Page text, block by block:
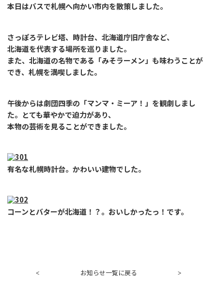
本日はバスで札幌へ向かい市内を散策しました。
さっぽろテレビ塔、時計台、北海道庁旧庁舎など、
北海道を代表する場所を巡りました。
また、北海道の名物である「みそラーメン」も味わうことが
でき、札幌を満喫しました。
午後からは劇団四季の「マンマ・ミーア！」を観劇しまし
た。とても華やかで迫力があり、
本物の芸術を見ることができました。
有名な札幌時計台。かわいい建物でした。
コーンとバターが北海道！？。おいしかったっ！です。
< お知らせ一覧に戻る >